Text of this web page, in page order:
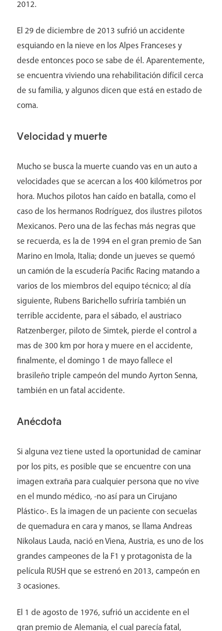
Aviso y políticas
2012.
El 29 de diciembre de 2013 sufrió un accidente
esquiando en la nieve en los Alpes Franceses y
desde entonces poco se sabe de él. Aparentemente,
se encuentra viviendo una rehabilitación difícil cerca
de su familia, y algunos dicen que está en estado de
coma.
Velocidad y muerte
Mucho se busca la muerte cuando vas en un auto a
velocidades que se acercan a los 400 kilómetros por
hora. Muchos pilotos han caído en batalla, como el
caso de los hermanos Rodríguez, dos ilustres pilotos
Mexicanos. Pero una de las fechas más negras que
se recuerda, es la de 1994 en el gran premio de San
Marino en Imola, Italia; donde un jueves se quemó
un camión de la escudería Pacific Racing matando a
varios de los miembros del equipo técnico; al día
siguiente, Rubens Barichello sufriría también un
terrible accidente, para el sábado, el austriaco
Ratzenberger, piloto de Simtek, pierde el control a
mas de 300 km por hora y muere en el accidente,
finalmente, el domingo 1 de mayo fallece el
brasileño triple campeón del mundo Ayrton Senna,
también en un fatal accidente.
Anécdota
Si alguna vez tiene usted la oportunidad de caminar
por los pits, es posible que se encuentre con una
imagen extraña para cualquier persona que no vive
en el mundo médico, -no así para un Cirujano
Plástico-. Es la imagen de un paciente con secuelas
de quemadura en cara y manos, se llama Andreas
Nikolaus Lauda, nació en Viena, Austria, es uno de los
grandes campeones de la F1 y protagonista de la
película RUSH que se estrenó en 2013, campeón en
3 ocasiones.
El 1 de agosto de 1976, sufrió un accidente en el
gran premio de Alemania, el cual parecía fatal,